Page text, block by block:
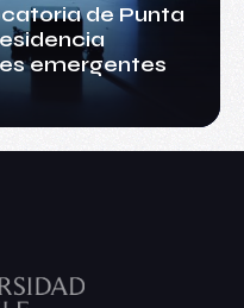
de Punta
emergentes